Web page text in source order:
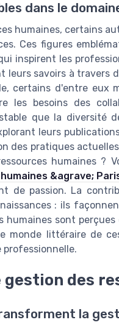
dans le
humaines, certains
Ces figures
inspirent les
leurs savoirs à travers
certains d'entre eux
les besoins des
que la diversité
leurs
des pratiques
humaines ?
&agrave;
de passion. La
: ils
humaines sont
monde littéraire de
des
la